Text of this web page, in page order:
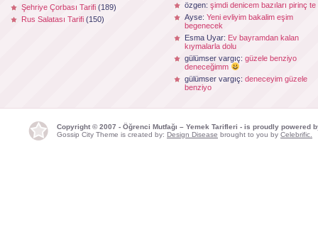
Şehriye Çorbası Tarifi (189)
Rus Salatası Tarifi (150)
özgen: şimdi denicem bazıları pirinç te
Ayse: Yeni evliyim bakalim eşim
begenecek
Esma Uyar: Ev bayramdan kalan
kıymalarla dolu
gülümser vargıç: güzele benziyo
deneceğimm
gülümser vargıç: deneceyim güzele
benziyo
Copyright © 2007 - Öğrenci Mutfağı – Yemek Tarifleri - is proudly powered
Gossip City Theme is created by: Design Disease brought to you by Celebrific.